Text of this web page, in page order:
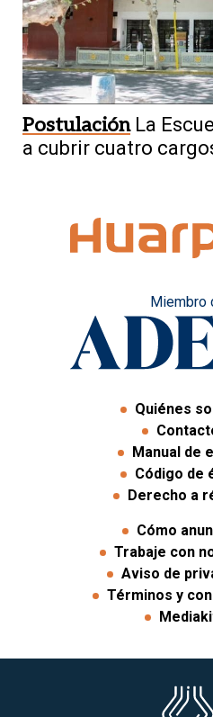
Postulación La
a cubrir cuatro
Miembro
Quiénes
Manual de
Código de
Derecho a
Cómo
Trabaje con
Aviso de
Términos y